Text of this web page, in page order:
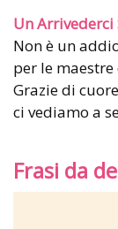
Un Arrivederci
Non è un
per le
Grazie di
ci vediamo a
Frasi da